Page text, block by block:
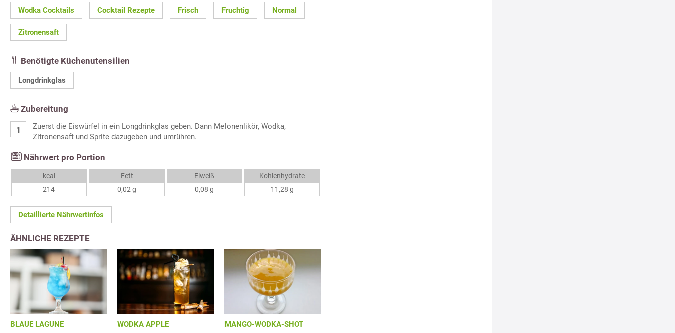
Wodka Cocktails Cocktail Rezepte Frisch Fruchtig Normal
Zitronensaft
Benötigte Küchenutensilien
Longdrinkglas
Zubereitung
Zuerst die Eiswürfel in ein Longdrinkglas geben. Dann Melonenlikör, Wodka,
Zitronensaft und Sprite dazugeben und umrühren.
Nährwert pro Portion
kcal
214
Fett
0,02 g
Eiweiß
0,08 g
Kohlenhydrate
11,28 g
Detaillierte Nährwertinfos
ÄHNLICHE REZEPTE
BLAUE LAGUNE
WODKA APPLE
MANGO-WODKA-SHOT